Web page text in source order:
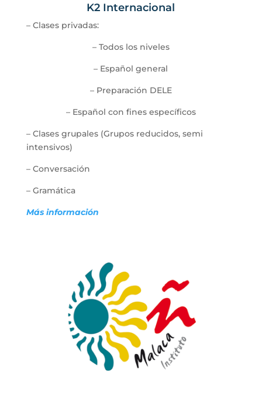
K2 Internacional
– Clases privadas:
– Todos los niveles
– Español general
– Preparación DELE
– Español con fines específicos
– Clases grupales (Grupos reducidos, semi
intensivos)
– Conversación
– Gramática
Más información